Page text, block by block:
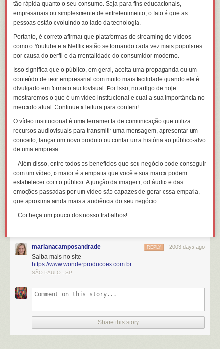
tão rápida quanto o seu consumo. Seja para fins educacionais,
empresariais ou simplesmente de entretenimento, o fato é que as
pessoas estão evoluindo ao lado da tecnologia.
Portanto, é correto afirmar que plataformas de streaming de vídeos
como o Youtube e a Netflix estão se tornando cada vez mais populares
por causa do perfil e da mentalidade do consumidor moderno.
Isso significa que o público, em geral, aceita uma propaganda ou um
conteúdo de teor empresarial com muito mais facilidade quando ele é
divulgado em formato audiovisual. Por isso, no artigo de hoje
mostraremos o que é um vídeo institucional e qual a sua importância no
mercado atual. Continue a leitura para conferir!
O vídeo institucional é uma ferramenta de comunicação que utiliza
recursos audiovisuais para transmitir uma mensagem, apresentar um
conceito, lançar um novo produto ou contar uma história ao público-alvo
de uma empresa.
Além disso, entre todos os benefícios que seu negócio pode conseguir
com um vídeo, o maior é a empatia que você e sua marca podem
estabelecer com o público. A junção da imagem, od áudio e das
emoções passadas por um vídeo são capazes de gerar essa empatia,
que aproxima ainda mais a audiência do seu negócio.
Conheça um pouco dos nosso trabalhos!
marianacamposandrade 2003 days ago
REPLY
Saiba mais no site:
https://www.wonderproducoes.com.br
SÃO PAULO - SP
Share this story